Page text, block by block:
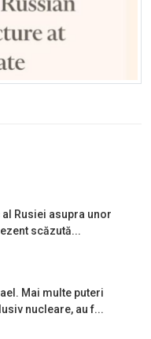
Rusiei asupra unor
scăzută...
Mai multe puteri
nucleare, au f...